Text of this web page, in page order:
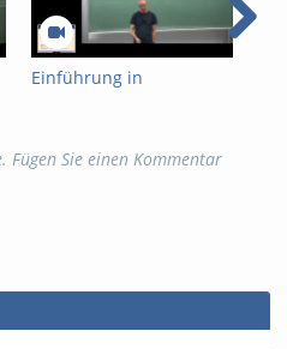
Einführung in
Fügen Sie einen Kommentar